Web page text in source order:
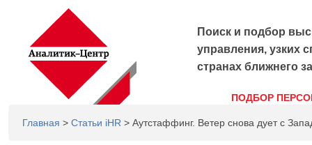
Поиск и подбор
управления, узких
странах ближнего
ПОДБОР
Главная > Статьи iHR > Аутстаффинг. Ветер снова дует с